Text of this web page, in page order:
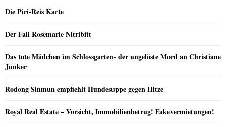
Die Piri-Reis Karte
Der Fall Rosemarie Nitribitt
Das tote Mädchen im Schlossgarten- der ungelöste Mord an Christiane
Junker
Rodong Sinmun empfiehlt Hundesuppe gegen Hitze
Royal Real Estate – Vorsicht, Immobilienbetrug! Fakevermietungen!